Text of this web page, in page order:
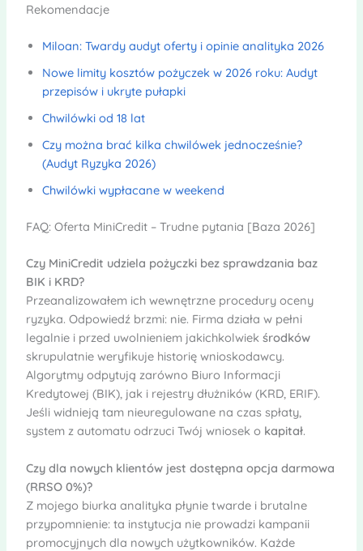
Rekomendacje
Miloan: Twardy audyt oferty i opinie analityka 2026
Nowe limity kosztów pożyczek w 2026 roku: Audyt
przepisów i ukryte pułapki
Chwilówki od 18 lat
Czy można brać kilka chwilówek jednocześnie?
(Audyt Ryzyka 2026)
Chwilówki wypłacane w weekend
FAQ: Oferta MiniCredit – Trudne pytania [Baza 2026]
Czy MiniCredit udziela pożyczki bez sprawdzania baz
BIK i KRD?
Przeanalizowałem ich wewnętrzne procedury oceny
ryzyka. Odpowiedź brzmi: nie. Firma działa w pełni
legalnie i przed uwolnieniem jakichkolwiek środków
skrupulatnie weryfikuje historię wnioskodawcy.
Algorytmy odpytują zarówno Biuro Informacji
Kredytowej (BIK), jak i rejestry dłużników (KRD, ERIF).
Jeśli widnieją tam nieuregulowane na czas spłaty,
system z automatu odrzuci Twój wniosek o kapitał.
Czy dla nowych klientów jest dostępna opcja darmowa
(RRSO 0%)?
Z mojego biurka analityka płynie twarde i brutalne
przypomnienie: ta instytucja nie prowadzi kampanii
promocyjnych dla nowych użytkowników. Każde